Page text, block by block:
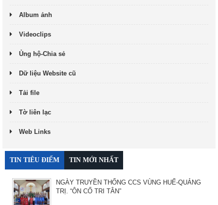
Album ảnh
Videoclips
Ủng hộ-Chia sẻ
Dữ liệu Website cũ
Tải file
Tờ liên lạc
Web Links
TIN TIÊU ĐIỂM TIN MỚI NHẤT
NGÀY TRUYỀN THỐNG CCS VÙNG HUẾ-QUẢNG
TRỊ. “ÔN CỐ TRI TÂN”